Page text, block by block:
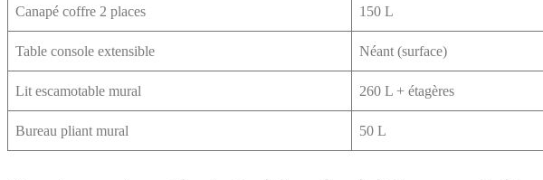
Canapé coffre 2 places 150 L
Table console extensible Néant (surface)
Lit escamotable mural 260 L + étagères
Bureau pliant mural 50 L